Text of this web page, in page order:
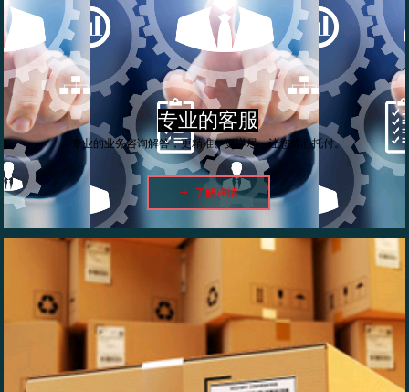
ꁹ 了解详情
专业的客服
专业的业务咨询解答，更精准、更详尽，让您放心托付。